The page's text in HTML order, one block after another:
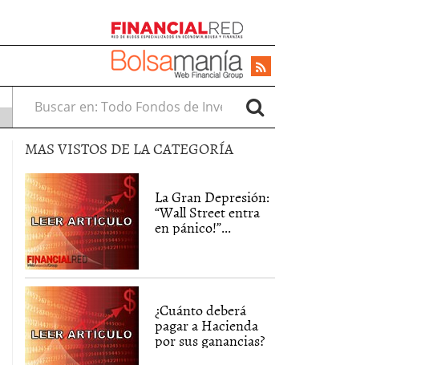
Buscar en:
MAS VISTOS DE LA CATEGORÍA
La Gran Depresión:
“Wall Street entra
en pánico!”...
¿Cuánto deberá
pagar a Hacienda
por sus ganancias?